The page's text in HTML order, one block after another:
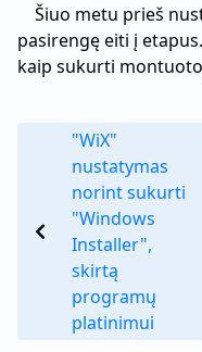
Šiuo metu prieš
pasirengę eiti į
kaip sukurti
"WiX"
nustatymas
norint sukurti
"Windows
Installer",
skirtą
programų
platinimui